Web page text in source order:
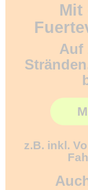
Mit
Auf
z.B. inkl.